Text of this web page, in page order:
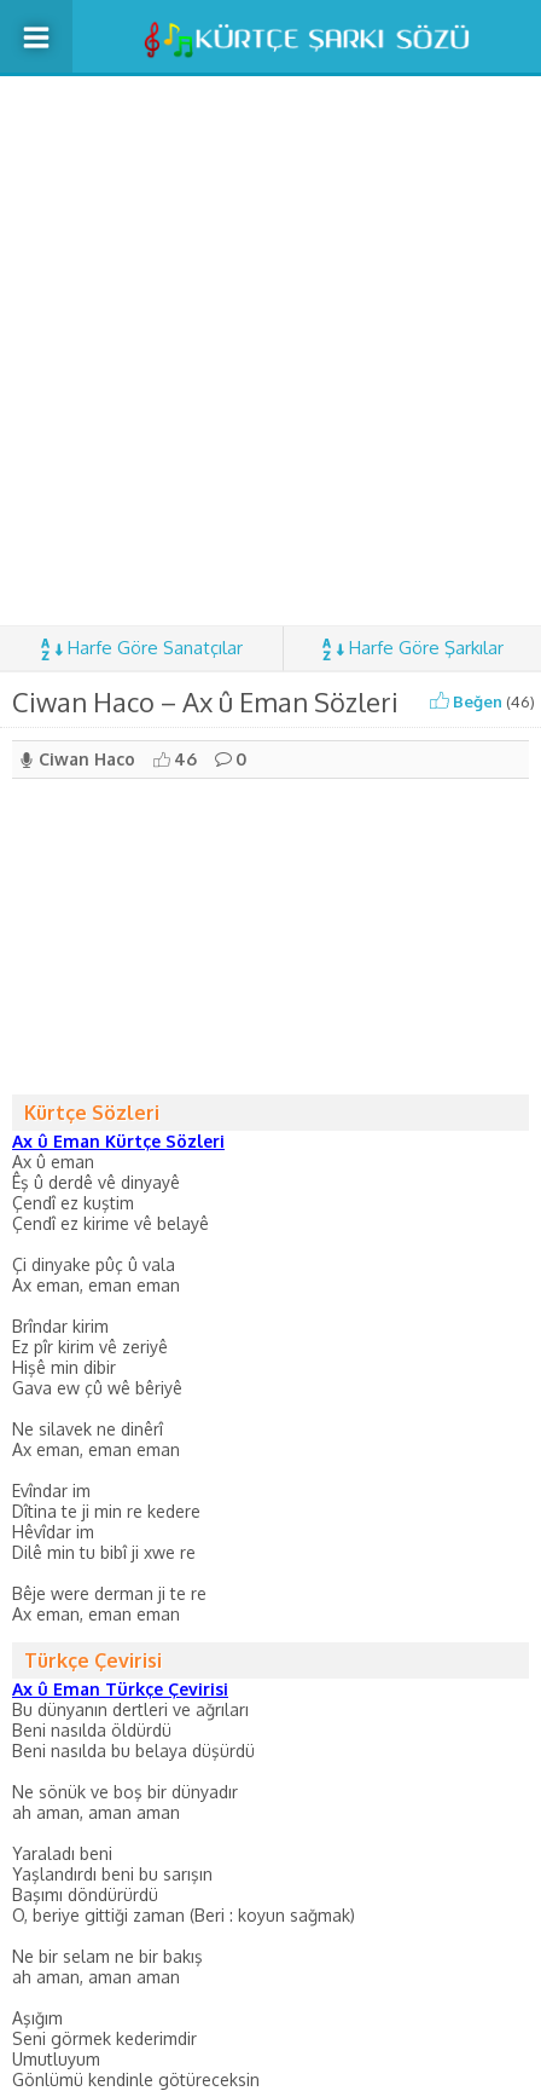
Harfe Göre Sanatçılar Harfe Göre Şarkılar
Ciwan Haco – Ax û Eman Sözleri Beğen (46)
Ciwan Haco 46 0
Kürtçe Sözleri
Ax û Eman Kürtçe Sözleri
Ax û eman
Êş û derdê vê dinyayê
Çendî ez kuştim
Çendî ez kirime vê belayê
Çi dinyake pûç û vala
Ax eman, eman eman
Brîndar kirim
Ez pîr kirim vê zeriyê
Hişê min dibir
Gava ew çû wê bêriyê
Ne silavek ne dinêrî
Ax eman, eman eman
Evîndar im
Dîtina te ji min re kedere
Hêvîdar im
Dilê min tu bibî ji xwe re
Bêje were derman ji te re
Ax eman, eman eman
Türkçe Çevirisi
Ax û Eman Türkçe Çevirisi
Bu dünyanın dertleri ve ağrıları
Beni nasılda öldürdü
Beni nasılda bu belaya düşürdü
Ne sönük ve boş bir dünyadır
ah aman, aman aman
Yaraladı beni
Yaşlandırdı beni bu sarışın
Başımı döndürürdü
O, beriye gittiği zaman (Beri : koyun sağmak)
Ne bir selam ne bir bakış
ah aman, aman aman
Aşığım
Seni görmek kederimdir
Umutluyum
Gönlümü kendinle götüreceksin